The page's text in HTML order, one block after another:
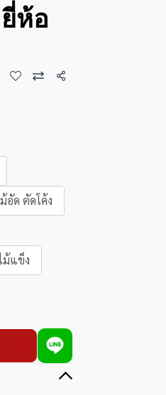
ห้อ
แชร์
อัด ตัดโค้ง
ม้แข็ง